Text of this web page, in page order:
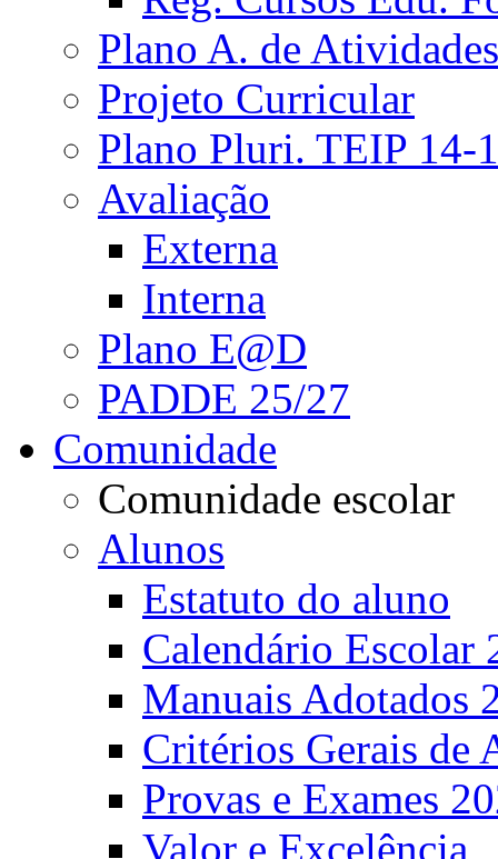
Plano A. de Atividades
Projeto Curricular
Plano Pluri. TEIP 14-
Avaliação
Externa
Interna
Plano E@D
PADDE 25/27
Comunidade
Comunidade escolar
Alunos
Estatuto do aluno
Calendário Escolar
Manuais Adotados
Critérios Gerais de
Provas e Exames
Valor e Excelência